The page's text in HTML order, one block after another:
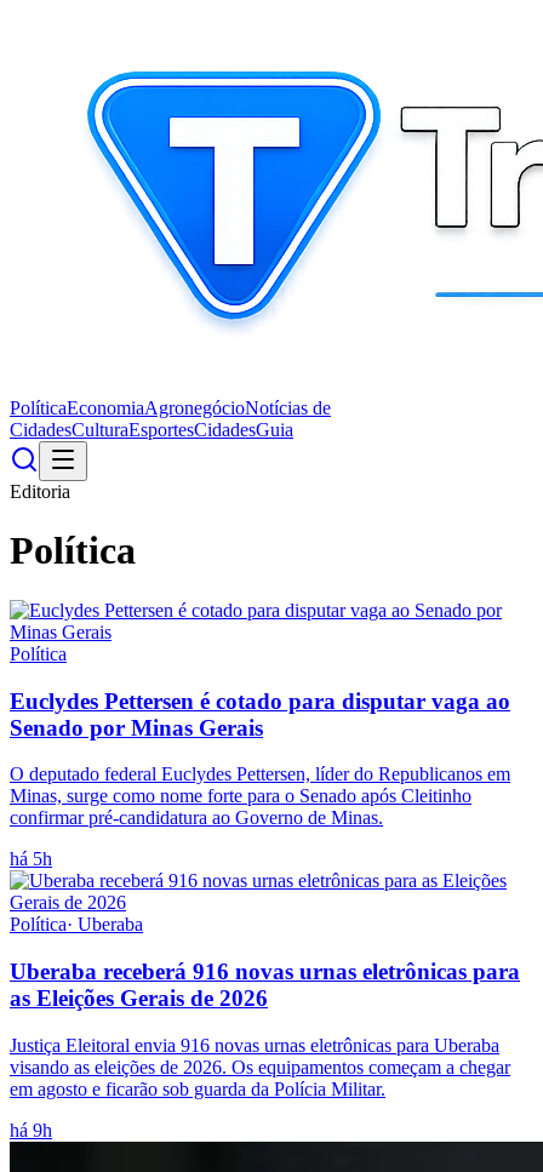
PolíticaEconomiaAgronegócioNotícias de
CidadesCulturaEsportesCidadesGuia
Editoria
Política
Política
Euclydes Pettersen é cotado para disputar vaga ao
Senado por Minas Gerais
O deputado federal Euclydes Pettersen, líder do Republicanos em
Minas, surge como nome forte para o Senado após Cleitinho
confirmar pré-candidatura ao Governo de Minas.
há 5h
Política· Uberaba
Uberaba receberá 916 novas urnas eletrônicas para
as Eleições Gerais de 2026
Justiça Eleitoral envia 916 novas urnas eletrônicas para Uberaba
visando as eleições de 2026. Os equipamentos começam a chegar
em agosto e ficarão sob guarda da Polícia Militar.
há 9h